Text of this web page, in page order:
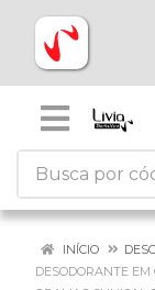
INÍCIO
DESODORANTE